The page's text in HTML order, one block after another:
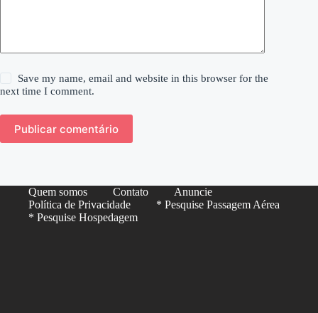
Save my name, email and website in this browser for the
next time I comment.
Publicar comentário
Quem somos Contato
Anuncie
Política de Privacidade
* Pesquise Passagem Aérea
* Pesquise Hospedagem